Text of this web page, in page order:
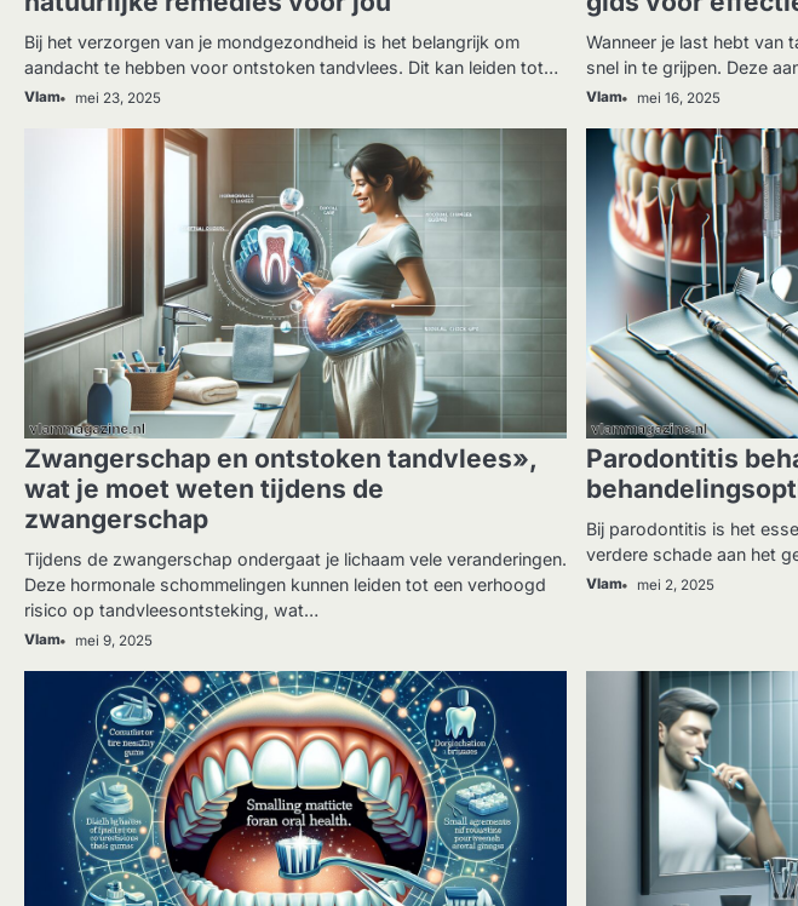
Bij het verzorgen van je mondgezondheid is het belangrijk om
aandacht te hebben voor ontstoken tandvlees. Dit kan leiden tot…
Vlam mei 23, 2025
Wanneer je last hebt van
snel in te grijpen. Deze
Vlam mei 16, 2025
Zwangerschap en ontstoken tandvlees»,
wat je moet weten tijdens de
zwangerschap
Tijdens de zwangerschap ondergaat je lichaam vele veranderingen.
Deze hormonale schommelingen kunnen leiden tot een verhoogd
risico op tandvleesontsteking, wat…
Vlam mei 9, 2025
GEZONDHEID
Parodontitis
Bij parodontitis is het
verdere schade aan het
Vlam mei 2, 2025
GEZONDHEID GEZONDHEID